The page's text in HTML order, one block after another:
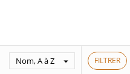
Nom, A à Z  FILTRER